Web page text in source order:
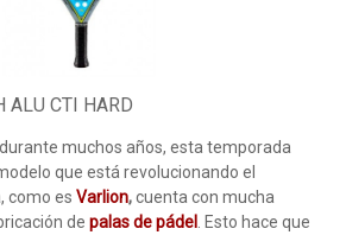
ALU CTI HARD
durante muchos años, esta temporada
que está revolucionando el
como es Varlion,cuenta con mucha
de palas de pádel . Esto hace que